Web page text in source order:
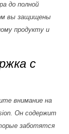
до полной
вы защищены
продукту и
с
внимание на
Он содержит
заботятся